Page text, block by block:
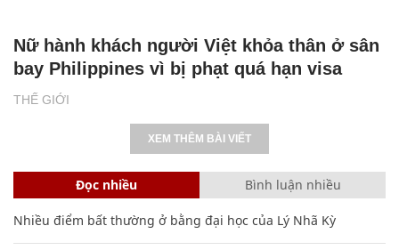
THẾ GIỚI
Nữ hành khách người Việt khỏa thân ở sân
bay Philippines vì bị phạt quá hạn visa
XEM THÊM BÀI VIẾT
Đọc nhiều Bình luận nhiều
Nhiều điểm bất thường ở bằng đại học của Lý Nhã Kỳ